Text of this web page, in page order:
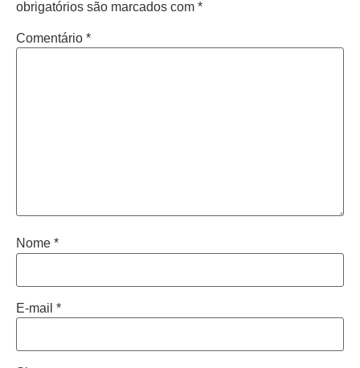
obrigatórios são marcados com *
Comentário *
Nome *
E-mail *